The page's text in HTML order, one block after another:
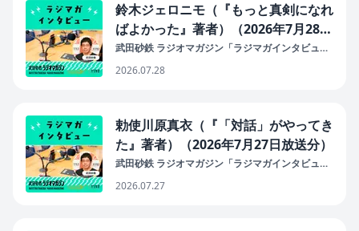
鈴木ジェロニモ（『もっと真剣になれ
ばよかった』著者）（2026年7月28日
放送分）
武田砂鉄 ラジオマガジン「ラジマガインタビュ
2026.07.28
勅使川原真衣（『「対話」がやってき
た』著者）（2026年7月27日放送分）
武田砂鉄 ラジオマガジン「ラジマガインタビュ
2026.07.27